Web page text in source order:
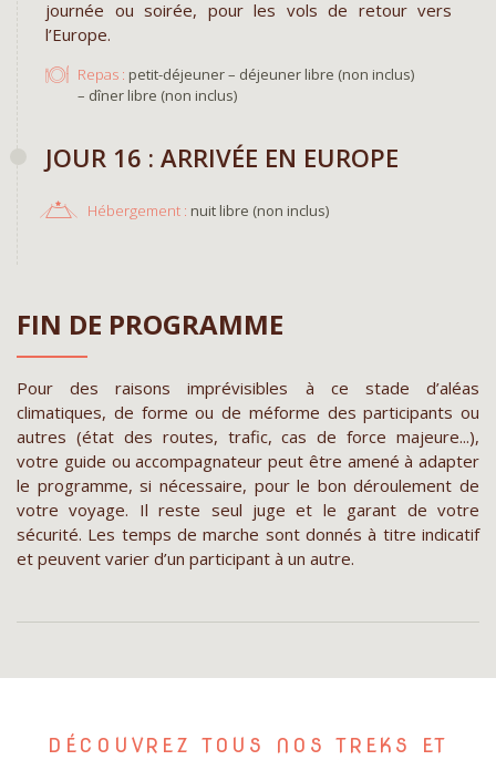
journée ou soirée, pour les vols de retour vers
l’Europe.
Repas : petit-déjeuner – déjeuner libre (non inclus)
– dîner libre (non inclus)
JOUR 16 : ARRIVÉE EN EUROPE
Hébergement : nuit libre (non inclus)
FIN DE PROGRAMME
Pour des raisons imprévisibles à ce stade d’aléas
climatiques, de forme ou de méforme des participants ou
autres (état des routes, trafic, cas de force majeure...),
votre guide ou accompagnateur peut être amené à adapter
le programme, si nécessaire, pour le bon déroulement de
votre voyage. Il reste seul juge et le garant de votre
sécurité. Les temps de marche sont donnés à titre indicatif
et peuvent varier d’un participant à un autre.
DÉCOUVREZ TOUS NOS TREKS ET